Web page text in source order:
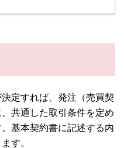
定すれば、発注（売買契
共通した取引条件を定め
基本契約書に記述する内
す。